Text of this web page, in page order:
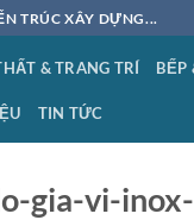
TRÚC XÂY DỰNG...
& TRANG TRÍ BẾP
TIN TỨC
gia-vi-